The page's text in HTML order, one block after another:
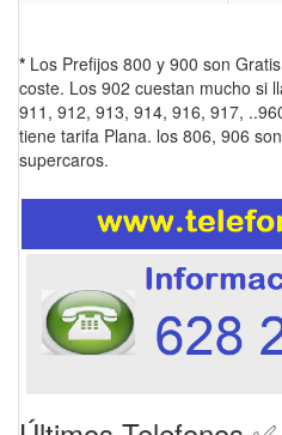
* Los Prefijos 800 y 900 son
coste. Los 902 cuestan mucho si
911, 912, 913, 914, 916, 917,
tiene tarifa Plana. los 806, 906
supercaros.